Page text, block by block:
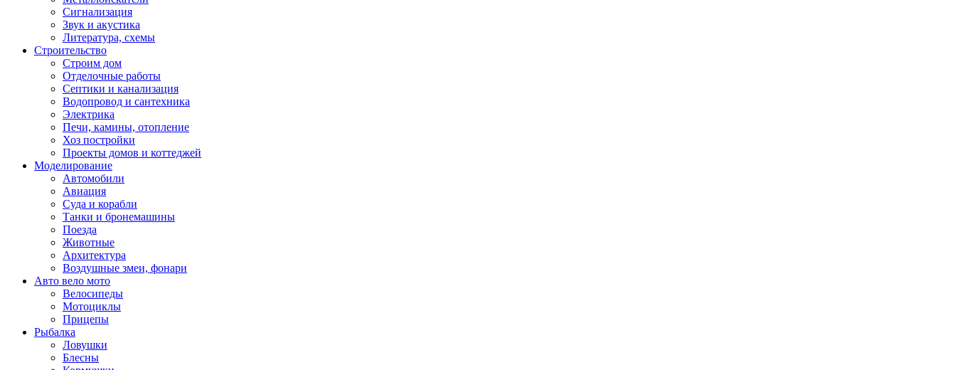
Сигнализация
Звук и акустика
Литература, схемы
Строительство
Строим дом
Отделочные работы
Септики и канализация
Водопровод и сантехника
Электрика
Печи, камины, отопление
Хоз постройки
Проекты домов и коттеджей
Моделирование
Автомобили
Авиация
Суда и корабли
Танки и бронемашины
Поезда
Животные
Архитектура
Воздушные змеи, фонари
Авто вело мото
Велосипеды
Мотоциклы
Прицепы
Рыбалка
Ловушки
Блесны